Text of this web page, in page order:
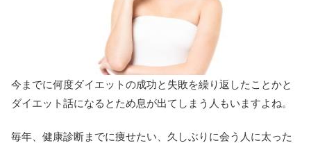
今までに何度ダイエットの成功と失敗を繰り返したことかと
ダイエット話になるとため息が出てしまう人もいますよね。
毎年、健康診断までに痩せたい、久しぶりに会う人に太った